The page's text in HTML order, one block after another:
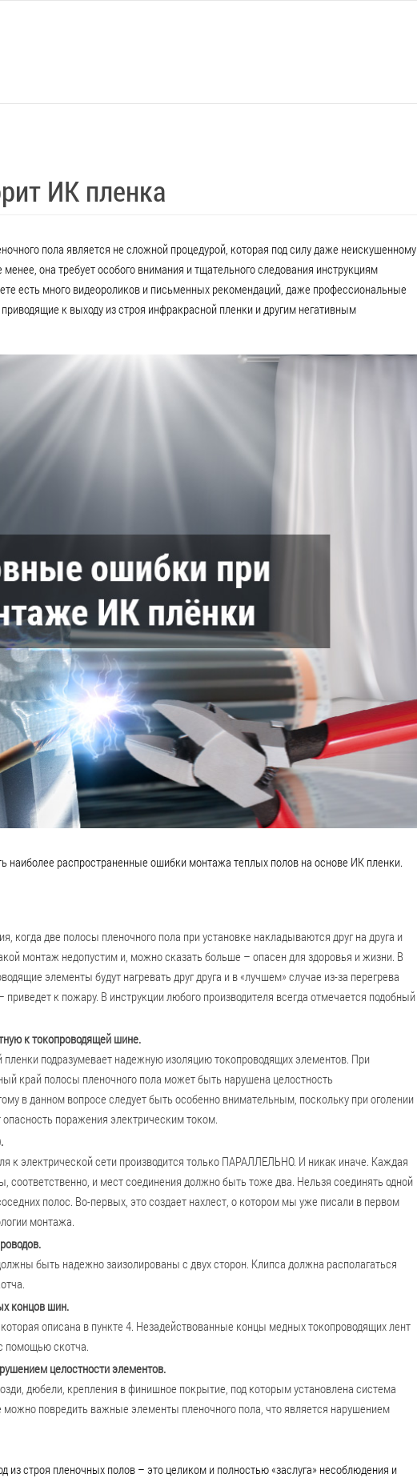
ИК пленка
пола является не сложной процедурой, которая под силу даже неискушенному
она требует особого внимания и тщательного следования инструкциям
есть много видеороликов и письменных рекомендаций, даже профессиональные
к выходу из строя инфракрасной пленки и другим негативным
наиболее распространенные ошибки монтажа теплых полов на основе ИК пленки.
когда две полосы пленочного пола при установке накладываются друг на друга и
монтаж недопустим и, можно сказать больше – опасен для здоровья и жизни. В
элементы будут нагревать друг друга и в «лучшем» случае из-за перегрева
к пожару. В инструкции любого производителя всегда отмечается подобный
к токопроводящей шине.
пленки подразумевает надежную изоляцию токопроводящих элементов. При
край полосы пленочного пола может быть нарушена целостность
в данном вопросе следует быть особенно внимательным, поскольку при оголении
поражения электрическим током.
к электрической сети производится только ПАРАЛЛЕЛЬНО. И никак иначе. Каждая
соответственно, и мест соединения должно быть тоже два. Нельзя соединять одной
полос. Во-первых, это создает нахлест, о котором мы уже писали в первом
монтажа.
быть надежно заизолированы с двух сторон. Клипса должна располагаться
концов шин.
описана в пункте 4. Незадействованные концы медных токопроводящих лент
помощью скотча.
целостности элементов.
дюбели, крепления в финишное покрытие, под которым установлена система
можно повредить важные элементы пленочного пола, что является нарушением
строя пленочных полов – это целиком и полностью «заслуга» несоблюдения и